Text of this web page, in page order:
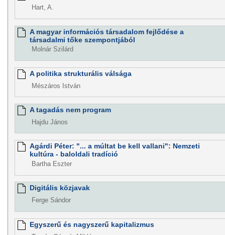
Hart, A.
A magyar információs társadalom fejlődése a
társadalmi tőke szempontjából
Molnár Szilárd
A politika strukturális válsága
Mészáros István
A tagadás nem program
Hajdu János
Agárdi Péter: "... a múltat be kell vallani": Nemzeti
kultúra - baloldali tradíció
Bartha Eszter
Digitális közjavak
Ferge Sándor
Egyszerű és nagyszerű kapitalizmus